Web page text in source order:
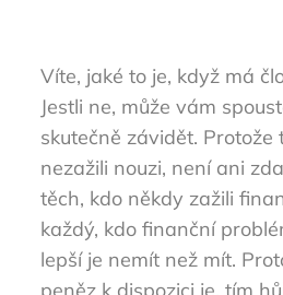
Víte, jaké to je, když má
Jestli ne, může vám
skutečně závidět. Protože
nezažili nouzi, není ani
těch, kdo někdy zažili
každý, kdo finanční
lepší je nemít než mít.